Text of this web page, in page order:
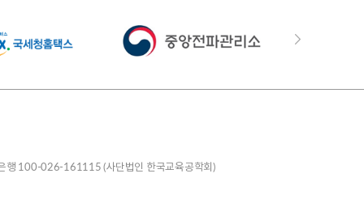
100-026-161115 (사단법인 한국교육공학회)